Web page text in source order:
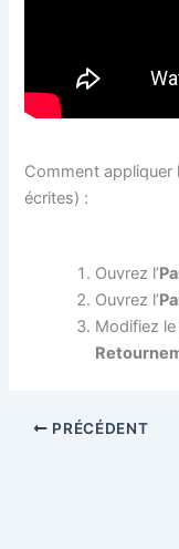
Comment appliquer
écrites) :
Ouvrez l’
Ouvrez l’
Modifiez
PRÉCÉDENT